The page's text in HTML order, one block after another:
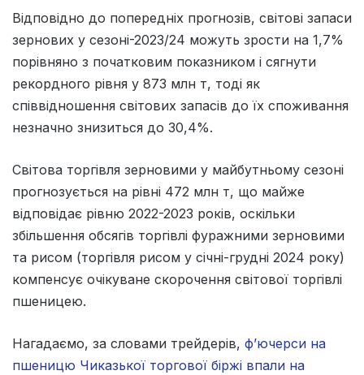
Відповідно до попередніх прогнозів, світові запаси
зернових у сезоні-2023/24 можуть зрости на 1,7%
порівняно з початковим показником і сягнути
рекордного рівня у 873 млн т, тоді як
співвідношення світових запасів до їх споживання
незначно знизиться до 30,4%.
Світова торгівля зерновими у майбутньому сезоні
прогнозується на рівні 472 млн т, що майже
відповідає рівню 2022-2023 років, оскільки
збільшення обсягів торгівлі фуражними зерновими
та рисом (торгівля рисом у січні-грудні 2024 року)
компенсує очікуване скорочення світової торгівлі
пшеницею.
Нагадаємо, за словами трейдерів, ф’ючерси на
пшеницю Чиказької торгової біржі впали на